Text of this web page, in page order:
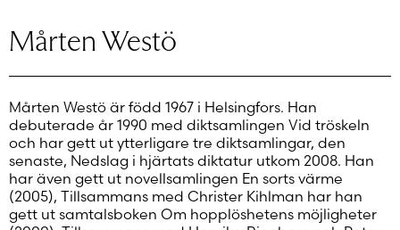
Kirjaudu sisään
Salasana unohtunut?
Eikö sinulla ole tiliä?
Luo uusi tili
Mårten Westö
Mårten Westö är född 1967 i Helsingfors. Han
debuterade år 1990 med diktsamlingen Vid tröskeln
och har gett ut ytterligare tre diktsamlingar, den
senaste, Nedslag i hjärtats diktatur utkom 2008. Han
har även gett ut novellsamlingen En sorts värme
(2005), Tillsammans med Christer Kihlman har han
gett ut samtalsboken Om hopplöshetens möjligheter